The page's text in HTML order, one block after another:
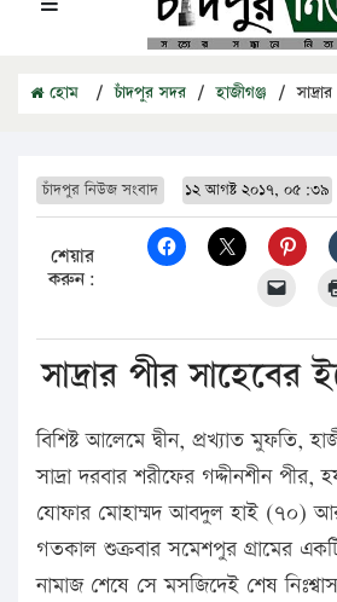
হোম / চাঁদপুর সদর / হাজীগঞ্জ /
চাঁদপুর নিউজ সংবাদ ১২ আগষ্ট ২০১৭, ০৫:৩৯
শেয়ার
করুন:
সাদ্রার পীর সাহেবের
বিশিষ্ট আলেমে দ্বীন, প্রখ্যাত মুফতি,
সাদ্রা দরবার শরীফের গদ্দীনশীন
যোফার মোহাম্মদ আবদুল হাই (৭০)
গতকাল শুক্রবার সমেশপুর গ্রামের
নামাজ শেষে সে মসজিদেই শেষ